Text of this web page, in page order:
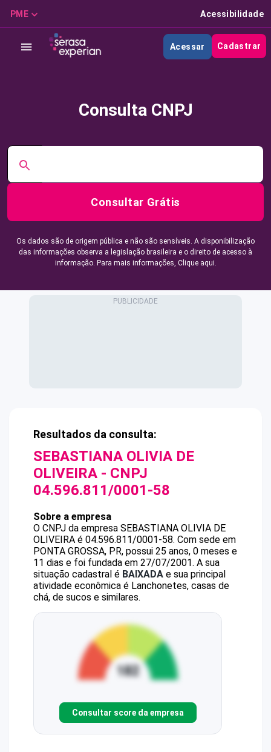
PME Acessibilidade
Acessar Cadastrar
Consulta CNPJ
Consultar Grátis
Os dados são de origem pública e não são sensíveis. A disponibilização
das informações observa a legislação brasileira e o direito de acesso à
informação. Para mais informações, Clique aqui.
Resultados da consulta:
SEBASTIANA OLIVIA DE
OLIVEIRA - CNPJ
04.596.811/0001-58
Sobre a empresa
O CNPJ da empresa SEBASTIANA OLIVIA DE
OLIVEIRA é 04.596.811/0001-58. Com sede em
PONTA GROSSA, PR, possui 25 anos, 0 meses e
11 dias e foi fundada em 27/07/2001. A sua
situação cadastral é BAIXADA e sua principal
atividade econômica é Lanchonetes, casas de
chá, de sucos e similares.
Consultar score da empresa